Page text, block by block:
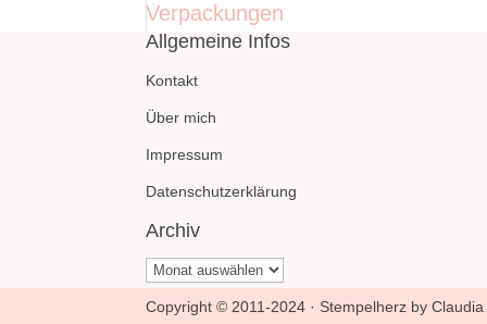
Verpackungen
Allgemeine Infos
Kontakt
Über mich
Impressum
Datenschutzerklärung
Archiv
Archiv
Copyright © 2011-2024 · Stempelherz by